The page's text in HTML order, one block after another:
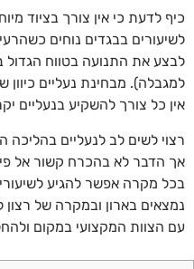
כיף לדעת כי אין צורך בציוד
לשיעורים בבגדים נוחים
לבצע את התנועה בטווח הגדול
למגבלה). מבחינת נעליים
אין כל צורך להשקיע בנעליים
רצוי לשים לב לנעליים בהליכה
אך הדבר לא בהכרח קשור אל
בכל מקרה אפשר להגיע
נמצאים בארון ובמקרה של
עם הצוות המקצועי במקום